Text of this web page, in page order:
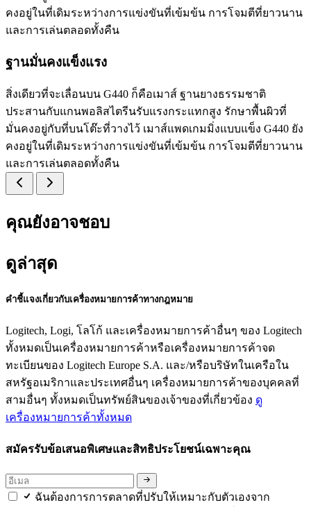
คงอยู่ในที่เดิมระหว่างการแข่งขันที่เข้มข้น การโจมตีที่ยาวนาน
และการเล่นตลอดทั้งคืน
ฐานมั่นคงแข็งแรง
สิ่งเดียวที่จะเลื่อนบน G440 ก็คือเมาส์ ฐานยางธรรมชาติ
ประสานกับแกนพอลิสไตรีนรับแรงกระแทกสูง รักษาพื้นผิวที่
มั่นคงอยู่กับที่บนโต๊ะที่วางไว้ เมาส์แพดเกมมิ่งแบบแข็ง G440 ยัง
คงอยู่ในที่เดิมระหว่างการแข่งขันที่เข้มข้น การโจมตีที่ยาวนาน
และการเล่นตลอดทั้งคืน
คุณยังอาจชอบ
ดูล่าสุด
คำชี้แจงเกี่ยวกับเครื่องหมายการค้าทางกฎหมาย
Logitech, Logi, โลโก้ และเครื่องหมายการค้าอื่นๆ ของ Logitech
ทั้งหมดเป็นเครื่องหมายการค้าหรือเครื่องหมายการค้าจด
ทะเบียนของ Logitech Europe S.A. และ/หรือบริษัทในเครือใน
สหรัฐอเมริกาและประเทศอื่นๆ เครื่องหมายการค้าของบุคคลที่
สามอื่นๆ ทั้งหมดเป็นทรัพย์สินของเจ้าของที่เกี่ยวข้อง ดู
เครื่องหมายการค้าทั้งหมด
สมัครรับข้อเสนอพิเศษและสิทธิประโยชน์เฉพาะคุณ
ฉันต้องการการตลาดที่ปรับให้เหมาะกับตัวเองจาก